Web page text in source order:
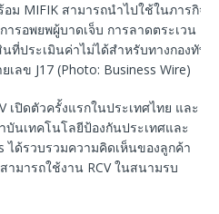
ม MIFIK สามารถนำไปใช้ในภารกิจต่
รอพยพผู้บาดเจ็บ การลาดตระเวน แล
ที่ประเมินค่าไม่ได้สำหรับทางกองทัพส
ลข J17 (Photo: Business Wire)
เปิดตัวครั้งแรกในประเทศไทย และ
นเทคโนโลยีป้องกันประเทศและ
ได้รวบรวมความคิดเห็นของลูกค้า
มารถใช้งาน RCV ในสนามรบ